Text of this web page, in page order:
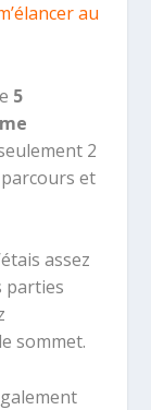
au
5
2
et
assez
parties
sommet.